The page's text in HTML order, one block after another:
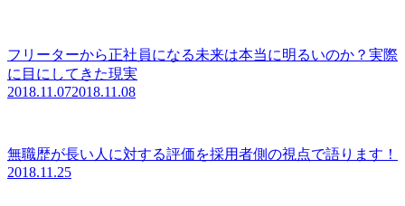
フリーターから正社員になる未来は本当に明るいのか？実際
に目にしてきた現実
2018.11.072018.11.08
無職歴が長い人に対する評価を採用者側の視点で語ります！
2018.11.25